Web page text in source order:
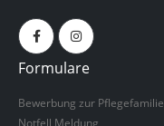
Formulare
Bewerbung zur Pflegefamilie
Notfell Meldung